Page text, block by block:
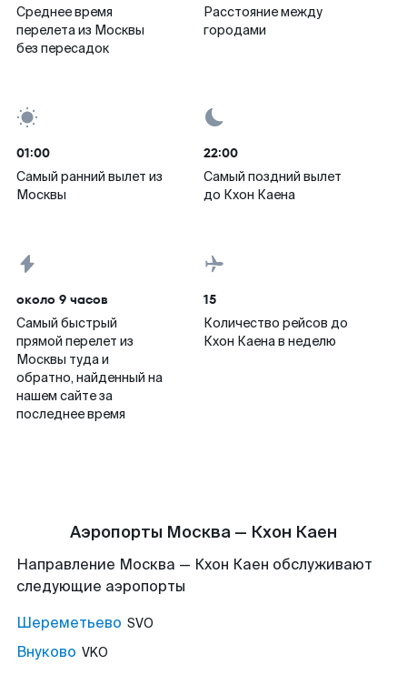
Среднее время
перелета из Москвы
без пересадок
Расстояние между
городами
01:00
Самый ранний вылет из
Москвы
22:00
Самый поздний вылет
до Кхон Каена
около 9 часов
Самый быстрый
прямой перелет из
Москвы туда и
обратно, найденный на
нашем сайте за
последнее время
15
Количество рейсов до
Кхон Каена в неделю
Аэропорты Москва — Кхон Каен
Направление Москва — Кхон Каен обслуживают
следующие аэропорты
Шереметьево SVO
Внуково VKO